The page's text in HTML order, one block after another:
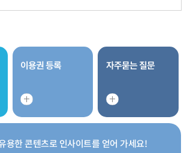
이용권 등록 자주묻는 질문
용한 콘텐츠로 인사이트를 얻어 가세요!